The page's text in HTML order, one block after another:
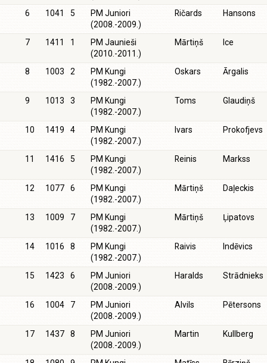
6 1041 5
PM Juniori
(2008.-2009.)
Ričards Hansons
7 1411 1
PM Jaunieši
(2010.-2011.)
Mārtiņš Ice
8 1003 2
PM Kungi
(1982.-2007.)
Oskars Ārgalis
9 1013 3
PM Kungi
(1982.-2007.)
Toms Glaudiņš
10 1419 4
PM Kungi
(1982.-2007.)
Ivars Prokofjevs
11 1416 5
PM Kungi
(1982.-2007.)
Reinis Markss
12 1077 6
PM Kungi
(1982.-2007.)
Mārtiņš Daļeckis
13 1009 7
PM Kungi
(1982.-2007.)
Mārtiņš Ļipatovs
14 1016 8
PM Kungi
(1982.-2007.)
Raivis Indēvics
15 1423 6
PM Juniori
(2008.-2009.)
Haralds Strādnieks
16 1004 7
PM Juniori
(2008.-2009.)
Alvils Pētersons
17 1437 8
PM Juniori
(2008.-2009.)
Martin Kullberg